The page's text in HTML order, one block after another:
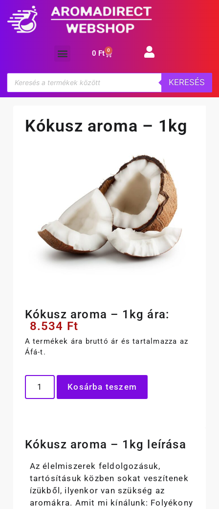
0 Ft 0
KERESÉS
Kókusz aroma – 1kg
Kókusz aroma – 1kg ára:
8.534 Ft
A termékek ára bruttó ár és tartalmazza az
Áfá-t.
Kosárba teszem
Kókusz aroma – 1kg leírása
Az élelmiszerek feldolgozásuk,
tartósításuk közben sokat veszítenek
ízükből, ilyenkor van szükség az
aromákra. Amit mi kínálunk: Folyékony